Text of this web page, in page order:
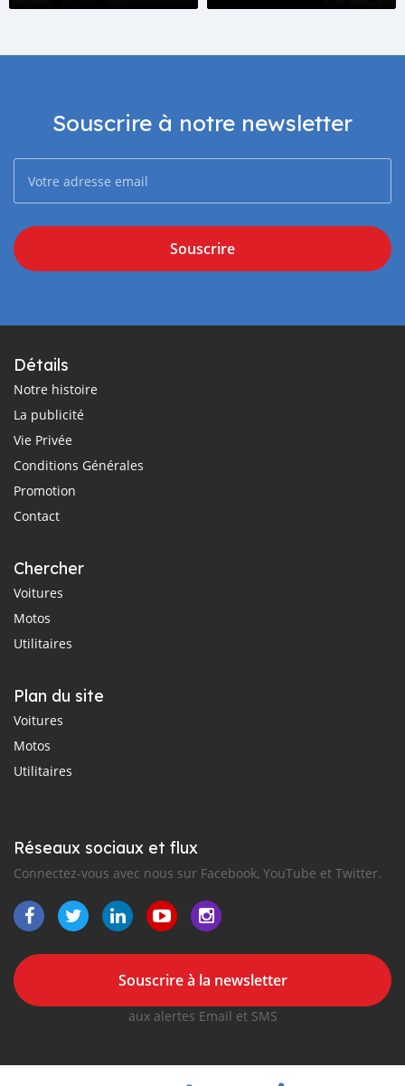
électriques ?
Souscrire à notre newsletter
Souscrire
Détails
Notre histoire
La publicité
Vie Privée
Conditions Générales
Promotion
Contact
Chercher
Voitures
Motos
Utilitaires
Plan du site
Voitures
Motos
Utilitaires
Réseaux sociaux et flux
Connectez-vous avec nous sur Facebook, YouTube et Twitter.
Souscrire à la newsletter
aux alertes Email et SMS